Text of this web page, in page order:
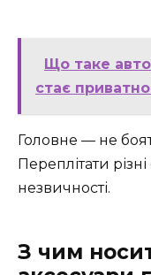
Що таке
стає
Головне — не
Переплітати
незвичності.
З чим